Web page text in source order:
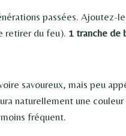
passées. Ajoutez-
retirer du feu). 1 tranche de
savoureux, mais peu
naturellement une
fréquent.